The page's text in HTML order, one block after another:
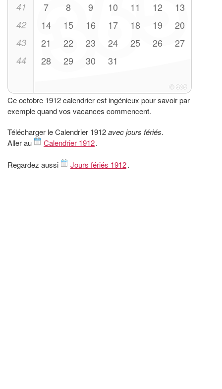
41 7 8 9 10 11 12 13
42 14 15 16 17 18 19 20
43 21 22 23 24 25 26 27
44 28 29 30 31
Ce octobre 1912 calendrier est ingénieux pour savoir par
exemple quand vos vacances commencent.
Télécharger le Calendrier 1912avec jours fériés.
Aller au
Calendrier 1912.
Regardez aussi Jours fériés 1912.